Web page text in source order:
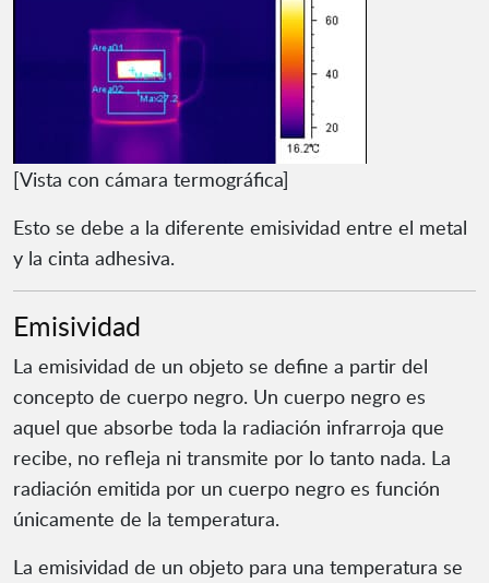
[Vista con cámara termográfica]
Esto se debe a la diferente emisividad entre el metal
y la cinta adhesiva.
Emisividad
La emisividad de un objeto se define a partir del
concepto de cuerpo negro. Un cuerpo negro es
aquel que absorbe toda la radiación infrarroja que
recibe, no refleja ni transmite por lo tanto nada. La
radiación emitida por un cuerpo negro es función
únicamente de la temperatura.
La emisividad de un objeto para una temperatura se